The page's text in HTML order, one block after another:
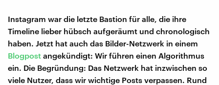
Instagram war die letzte Bastion für alle, die ihre
Timeline lieber hübsch aufgeräumt und chronologisch
haben. Jetzt hat auch das Bilder-Netzwerk in einem
Blogpost angekündigt: Wir führen einen Algorithmus
ein. Die Begründung: Das Netzwerk hat inzwischen so
viele Nutzer, dass wir wichtige Posts verpassen. Rund